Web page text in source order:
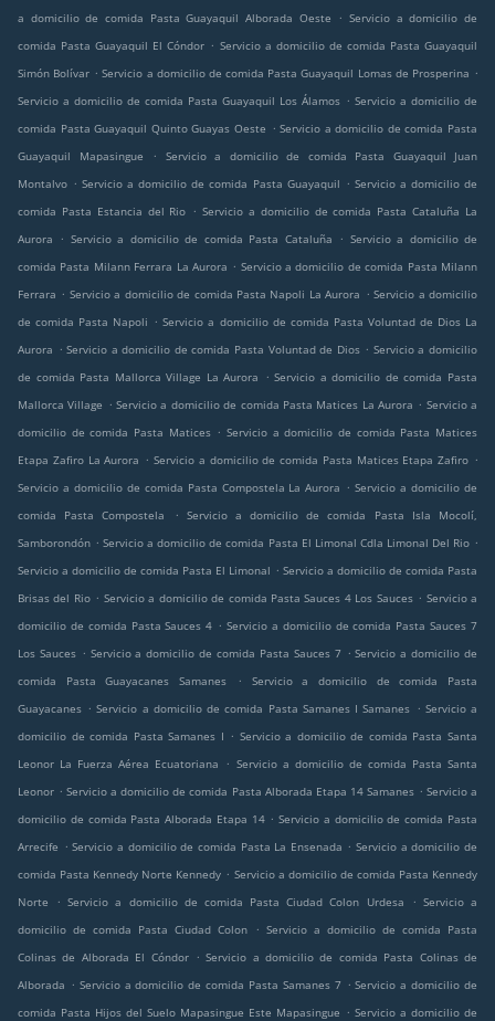
a domicilio de comida Pasta Guayaquil Alborada Oeste
. Servicio a domicilio de
comida Pasta Guayaquil El Cóndor . Servicio a domicilio de comida Pasta Guayaquil
Simón Bolívar . Servicio a domicilio de comida Pasta Guayaquil Lomas de Prosperina .
Servicio a domicilio de comida Pasta Guayaquil Los Álamos . Servicio a domicilio de
comida Pasta Guayaquil Quinto Guayas Oeste . Servicio a domicilio de comida Pasta
Guayaquil Mapasingue
.
Servicio a domicilio de comida Pasta Guayaquil Juan
Montalvo . Servicio a domicilio de comida Pasta Guayaquil . Servicio a domicilio de
comida Pasta Estancia del Rio . Servicio a domicilio de comida Pasta Cataluña La
Aurora
. Servicio a domicilio de comida Pasta Cataluña . Servicio a domicilio de
comida Pasta Milann Ferrara La Aurora . Servicio a domicilio de comida Pasta Milann
Ferrara . Servicio a domicilio de comida Pasta Napoli La Aurora . Servicio a domicilio
de comida Pasta Napoli . Servicio a domicilio de comida Pasta Voluntad de Dios La
Aurora . Servicio a domicilio de comida Pasta Voluntad de Dios . Servicio a domicilio
de comida Pasta Mallorca Village La Aurora
. Servicio a domicilio de comida Pasta
Mallorca Village . Servicio a domicilio de comida Pasta Matices La Aurora . Servicio a
domicilio de comida Pasta Matices . Servicio a domicilio de comida Pasta Matices
Etapa Zafiro La Aurora . Servicio a domicilio de comida Pasta Matices Etapa Zafiro .
Servicio a domicilio de comida Pasta Compostela La Aurora . Servicio a domicilio de
comida Pasta Compostela
. Servicio a domicilio de comida Pasta Isla Mocolí,
Samborondón . Servicio a domicilio de comida Pasta El Limonal Cdla Limonal Del Rio .
Servicio a domicilio de comida Pasta El Limonal . Servicio a domicilio de comida Pasta
Brisas del Rio . Servicio a domicilio de comida Pasta Sauces 4 Los Sauces . Servicio a
domicilio de comida Pasta Sauces 4 . Servicio a domicilio de comida Pasta Sauces 7
Los Sauces . Servicio a domicilio de comida Pasta Sauces 7 . Servicio a domicilio de
comida Pasta Guayacanes Samanes
.
Servicio a domicilio de comida Pasta
Guayacanes . Servicio a domicilio de comida Pasta Samanes I Samanes . Servicio a
domicilio de comida Pasta Samanes I . Servicio a domicilio de comida Pasta Santa
Leonor La Fuerza Aérea Ecuatoriana
. Servicio a domicilio de comida Pasta Santa
Leonor . Servicio a domicilio de comida Pasta Alborada Etapa 14 Samanes . Servicio a
domicilio de comida Pasta Alborada Etapa 14 . Servicio a domicilio de comida Pasta
Arrecife . Servicio a domicilio de comida Pasta La Ensenada . Servicio a domicilio de
comida Pasta Kennedy Norte Kennedy . Servicio a domicilio de comida Pasta Kennedy
Norte
. Servicio a domicilio de comida Pasta Ciudad Colon Urdesa . Servicio a
domicilio de comida Pasta Ciudad Colon
. Servicio a domicilio de comida Pasta
Colinas de Alborada El Cóndor
. Servicio a domicilio de comida Pasta Colinas de
Alborada . Servicio a domicilio de comida Pasta Samanes 7 . Servicio a domicilio de
comida Pasta Hijos del Suelo Mapasingue Este Mapasingue . Servicio a domicilio de